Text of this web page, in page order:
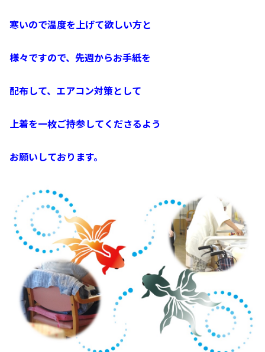
寒いので温度を上げて欲しい方と
様々ですので、先週からお手紙を
配布して、エアコン対策として
上着を一枚ご持参してくださるよう
お願いしております。